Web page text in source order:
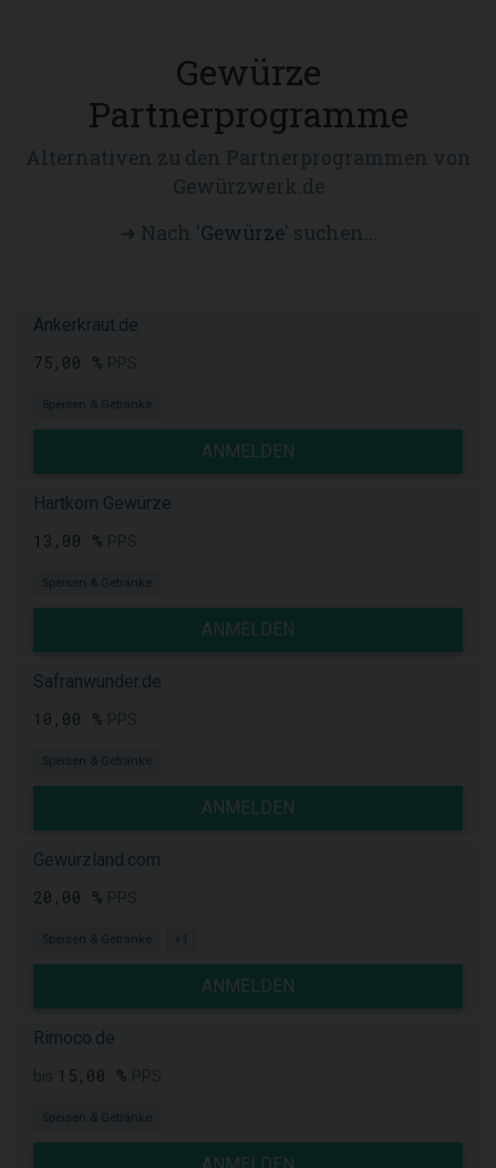
Gewürze
Partnerprogramme
Gewürze
Ankerkraut.de
75,00 %
Speisen & Getränke
ANMELDEN
Hartkorn Gewürze
13,00 %
Speisen & Getränke
ANMELDEN
Safranwunder.de
10,00 %
Speisen & Getränke
ANMELDEN
Gewürzland.com
20,00 %
Speisen & Getränke +1
ANMELDEN
Rimoco.de
15,00 %
Speisen & Getränke